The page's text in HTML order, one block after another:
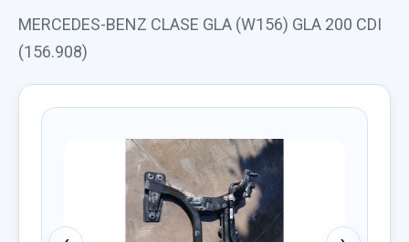
MERCEDES-BENZ CLASE GLA (W156) GLA 200 CDI
(156.908)